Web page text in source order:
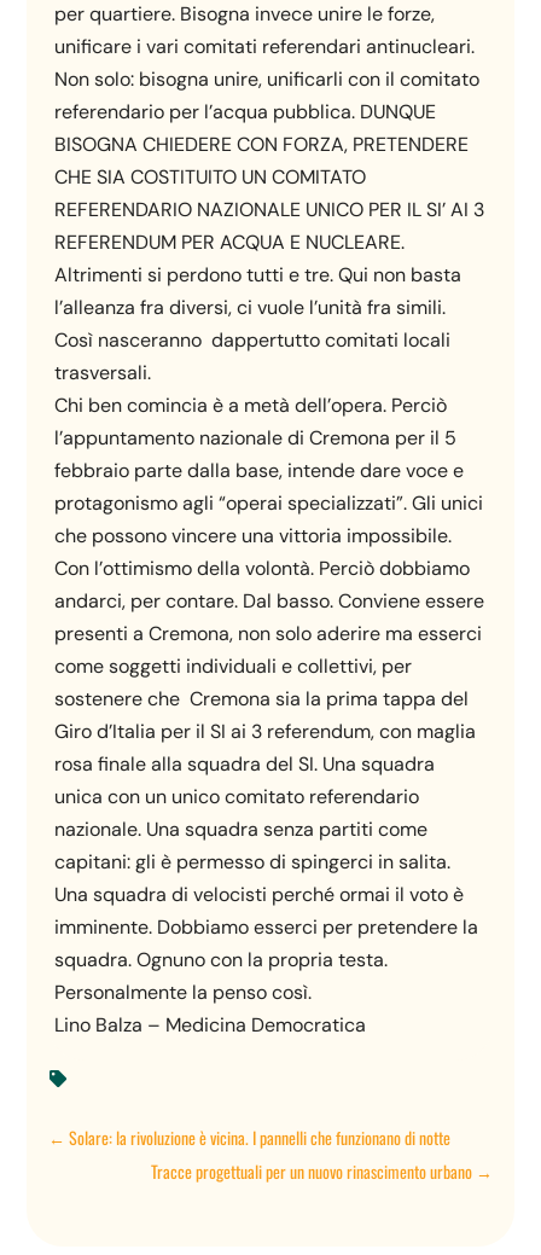
per quartiere. Bisogna invece unire le forze,
unificare i vari comitati referendari antinucleari.
Non solo: bisogna unire, unificarli con il comitato
referendario per l’acqua pubblica. DUNQUE
BISOGNA CHIEDERE CON FORZA, PRETENDERE
CHE SIA COSTITUITO UN COMITATO
REFERENDARIO NAZIONALE UNICO PER IL SI’ AI 3
REFERENDUM PER ACQUA E NUCLEARE.
Altrimenti si perdono tutti e tre. Qui non basta
l’alleanza fra diversi, ci vuole l’unità fra simili.
Così nasceranno dappertutto comitati locali
trasversali.
Chi ben comincia è a metà dell’opera. Perciò
l’appuntamento nazionale di Cremona per il 5
febbraio parte dalla base, intende dare voce e
protagonismo agli “operai specializzati”. Gli unici
che possono vincere una vittoria impossibile.
Con l’ottimismo della volontà. Perciò dobbiamo
andarci, per contare. Dal basso. Conviene essere
presenti a Cremona, non solo aderire ma esserci
come soggetti individuali e collettivi, per
sostenere che Cremona sia la prima tappa del
Giro d’Italia per il SI ai 3 referendum, con maglia
rosa finale alla squadra del SI. Una squadra
unica con un unico comitato referendario
nazionale. Una squadra senza partiti come
capitani: gli è permesso di spingerci in salita.
Una squadra di velocisti perché ormai il voto è
imminente. Dobbiamo esserci per pretendere la
squadra. Ognuno con la propria testa.
Personalmente la penso così.
Lino Balza – Medicina Democratica

←Solare: la rivoluzione è vicina. I pannelli che funzionano di notte
Tracce progettuali per un nuovo rinascimento urbano→